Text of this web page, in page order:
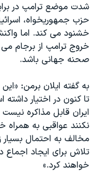
شدت موضع ترامپ در
حزب جمهوریخواه،
خشنود می کند. اما
خروج ترامپ از برجام می
صحنه جهانی باشد.
به گفته ایلان برمن:
تا کنون در اختیار داشته
ایران قابل مذاکره
نکنند عواقبی به
مخالف به احتمال بسیار
تلاش برای ایجاد
خواهند کرد.»